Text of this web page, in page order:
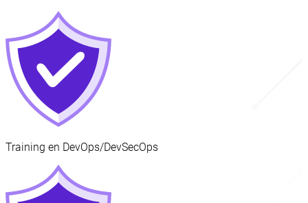
Training en DevOps/DevSecOps